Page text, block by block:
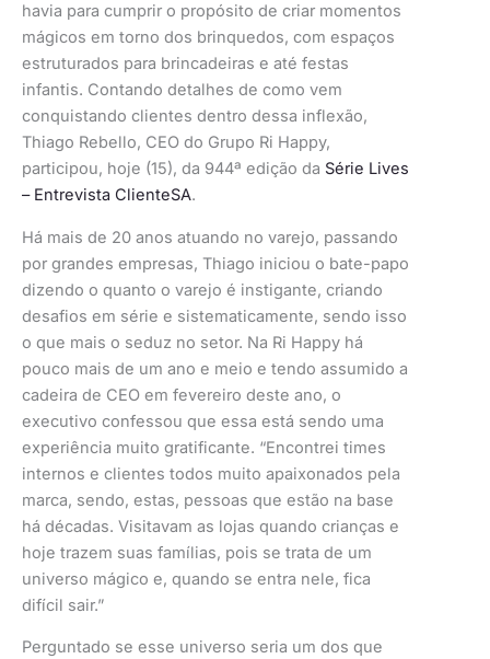
havia para cumprir o propósito de criar momentos
mágicos em torno dos brinquedos, com espaços
estruturados para brincadeiras e até festas
infantis. Contando detalhes de como vem
conquistando clientes dentro dessa inflexão,
Thiago Rebello, CEO do Grupo Ri Happy,
participou, hoje (15), da 944ª edição da Série Lives
– Entrevista ClienteSA.
Há mais de 20 anos atuando no varejo, passando
por grandes empresas, Thiago iniciou o bate-papo
dizendo o quanto o varejo é instigante, criando
desafios em série e sistematicamente, sendo isso
o que mais o seduz no setor. Na Ri Happy há
pouco mais de um ano e meio e tendo assumido a
cadeira de CEO em fevereiro deste ano, o
executivo confessou que essa está sendo uma
experiência muito gratificante. “Encontrei times
internos e clientes todos muito apaixonados pela
marca, sendo, estas, pessoas que estão na base
há décadas. Visitavam as lojas quando crianças e
hoje trazem suas famílias, pois se trata de um
universo mágico e, quando se entra nele, fica
difícil sair.”
Perguntado se esse universo seria um dos que